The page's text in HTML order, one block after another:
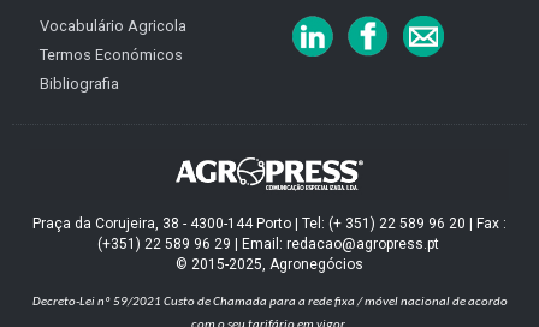
Vocabulário Agricola
Termos Económicos
Bibliografia
Praça da Corujeira, 38 - 4300-144 Porto | Tel: (+ 351) 22 589 96 20 | Fax :
(+351) 22 589 96 29 | Email: redacao@agropress.pt
© 2015-2025, Agronegócios
Decreto-Lei nº 59/2021 Custo de Chamada para a rede fixa / móvel nacional de acordo